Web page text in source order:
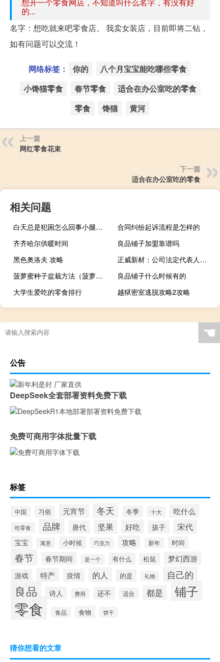
的...
名字：想吃就来吧零食店。 我卖女装店，目前即将二钻，
如有问题可以交流！
网络标签： 你的
八个月宝宝能吃哪些零食
小馋猫零食
春节零食
适合在办公室吃的零食
零食
馋猫 黄河
上一篇
网红零食花束
下一篇
适合在办公室吃的零食
相关问题
白天总是犯困怎么回事小腿酸痛（白天总是犯困怎么回事）
合同纠纷起诉流程是怎样的
齐齐哈尔供暖时间
良品铺子加盟靠谱吗
黑色奥洛夫 攻略
正威新材：公司法定代表人王文银因其担任法定代表人的深圳正威（集团）有限公司的相关事宜被限制高消费
菠萝蜜种子盆栽方法（菠萝蜜的核怎么种盆栽）
良品铺子什么时候有的
大学生爱吃的零食排行
越狱密室逃脱攻略2攻略
☚
公告
DeepSeek全套部署资料免费下载
免费可商用字体批量下载
标签
中国 习俗 元宵节 冬天 冬季 十大 吃什么
吃零食 品牌 唐代 坚果 好吃 孩子 宋代
宝宝 寓意 小时候 巧克力 攻略 新年 时间
春节 春节期间 是一个 有什么 松鼠 梦幻西游
游戏 特产 疫情 的人 的是 礼物 自己的
良品 诗人 费用 还不 适合 都是 铺子
零食 食品 食物 饼干
猜你想看的文章